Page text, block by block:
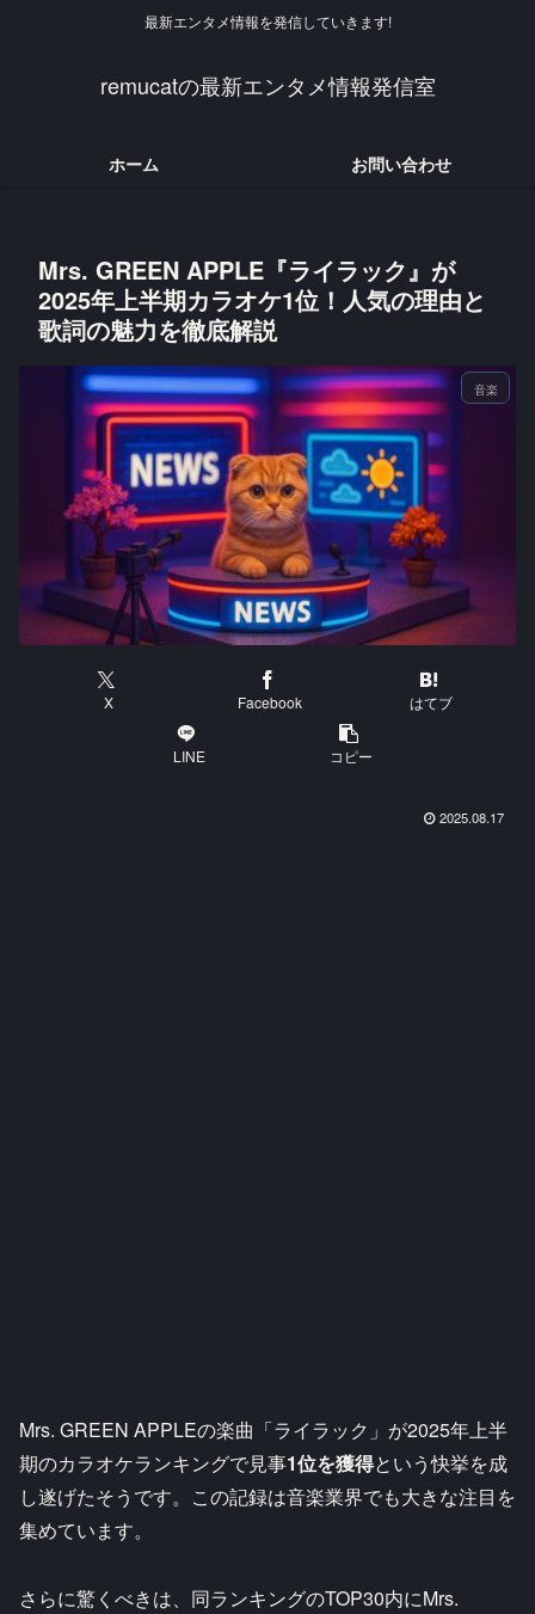
最新エンタメ情報を発信していきます!
remucatの最新エンタメ情報発信室
ホーム お問い合わせ
Mrs. GREEN APPLE『ライラック』が
2025年上半期カラオケ1位！人気の理由と
歌詞の魅力を徹底解説
音楽
X Facebook はてブ
LINE コピー
2025.08.17
Mrs. GREEN APPLEの楽曲「ライラック」が2025年上半
期のカラオケランキングで見事1位を獲得という快挙を成
し遂げたそうです。この記録は音楽業界でも大きな注目を
集めています。
さらに驚くべきは、同ランキングのTOP30内にMrs.